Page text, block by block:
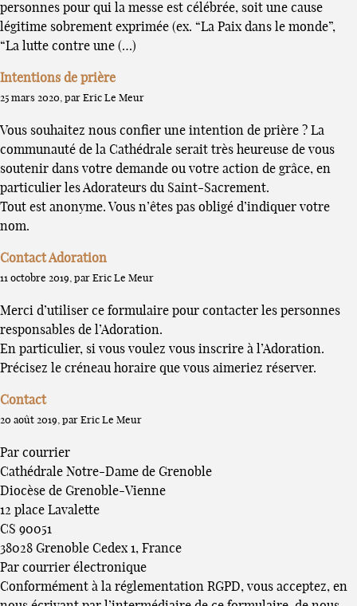
personnes pour qui la messe est célébrée, soit une cause
légitime sobrement exprimée (ex. “La Paix dans le monde”,
“La lutte contre une (…)
Intentions de prière
25 mars 2020, par Eric Le Meur
Vous souhaitez nous confier une intention de prière ? La
communauté de la Cathédrale serait très heureuse de vous
soutenir dans votre demande ou votre action de grâce, en
particulier les Adorateurs du Saint-Sacrement.
Tout est anonyme. Vous n’êtes pas obligé d’indiquer votre
nom.
Contact Adoration
11 octobre 2019, par Eric Le Meur
Merci d’utiliser ce formulaire pour contacter les personnes
responsables de l’Adoration.
En particulier, si vous voulez vous inscrire à l’Adoration.
Précisez le créneau horaire que vous aimeriez réserver.
Contact
20 août 2019, par Eric Le Meur
Par courrier
Cathédrale Notre-Dame de Grenoble
Diocèse de Grenoble-Vienne
12 place Lavalette
CS 90051
38028 Grenoble Cedex 1, France
Par courrier électronique
Conformément à la réglementation RGPD, vous acceptez, en